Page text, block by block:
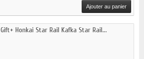
Ajouter au panier
Gift+ Honkai Star Rail Kafka Star Rail...